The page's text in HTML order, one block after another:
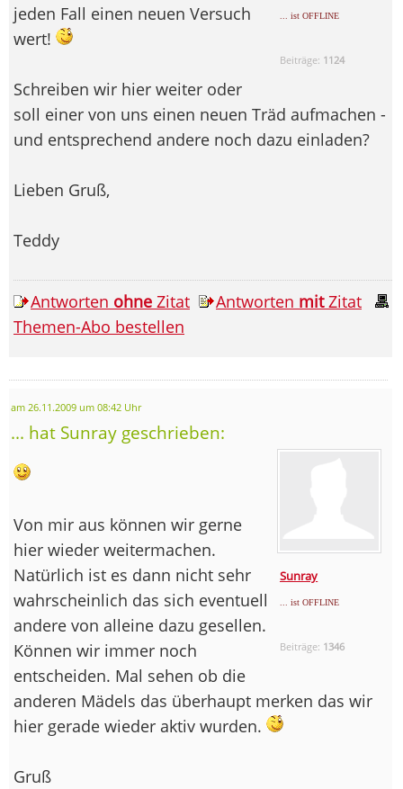
... ist OFFLINE
Beiträge: 1124
jeden Fall einen neuen Versuch
wert!
Schreiben wir hier weiter oder
soll einer von uns einen neuen Träd aufmachen -
und entsprechend andere noch dazu einladen?
Lieben Gruß,
Teddy
Antworten ohne Zitat Antworten mitZitat
Themen-Abo bestellen
am 26.11.2009 um 08:42 Uhr
... hat Sunray geschrieben:
Sunray
... ist OFFLINE
Beiträge: 1346
Von mir aus können wir gerne
hier wieder weitermachen.
Natürlich ist es dann nicht sehr
wahrscheinlich das sich eventuell
andere von alleine dazu gesellen.
Können wir immer noch
entscheiden. Mal sehen ob die
anderen Mädels das überhaupt merken das wir
hier gerade wieder aktiv wurden.
Gruß